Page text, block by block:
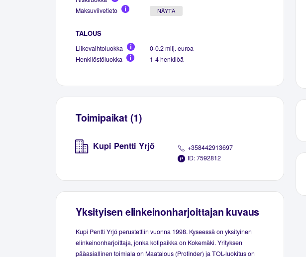
Maksuviivetieto
NÄYTÄ
TALOUS
Liikevaihtoluokka
0-0.2 milj. euroa
Henkilöstöluokka
1-4 henkilöä
Toimipaikat (1)
Kupi Pentti Yrjö
+358442913697
ID: 7592812
Yksityisen elinkeinonharjoittajan kuvaus
Kupi Pentti Yrjö perustettiin vuonna 1998. Kyseessä on yksityinen
elinkeinonharjoittaja, jonka kotipaikka on Kokemäki. Yrityksen
pääasiallinen toimiala on Maatalous (Profinder) ja TOL-luokitus on